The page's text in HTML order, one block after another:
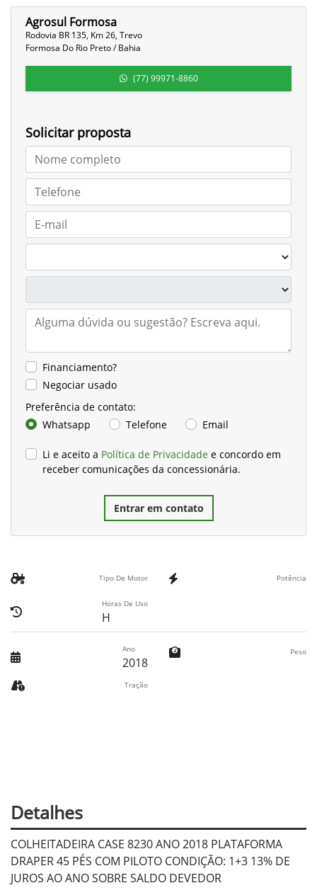
Agrosul Formosa
Rodovia BR 135, Km 26, Trevo
Formosa Do Rio Preto / Bahia
(77) 99971-8860
Solicitar proposta
Financiamento?
Negociar usado
Preferência de contato:
Whatsapp
Telefone Email
Li e aceito a Política de Privacidade e concordo em
receber comunicações da concessionária.
Entrar em contato
Tipo De Motor Potência
Horas De Uso
H
Ano
2018
Peso
Tração
Detalhes
COLHEITADEIRA CASE 8230 ANO 2018 PLATAFORMA
DRAPER 45 PÉS COM PILOTO CONDIÇÃO: 1+3 13% DE
JUROS AO ANO SOBRE SALDO DEVEDOR